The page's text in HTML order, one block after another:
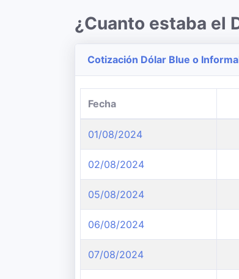
¿Cuanto estaba el
Cotización Dólar Blue o
Fecha
01/08/2024
02/08/2024
05/08/2024
06/08/2024
07/08/2024